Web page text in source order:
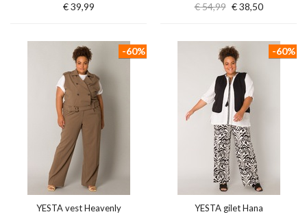
€ 39,99 € 54,99 € 38,50
YESTA vest Heavenly
-60%
YESTA gilet Hana
-60%